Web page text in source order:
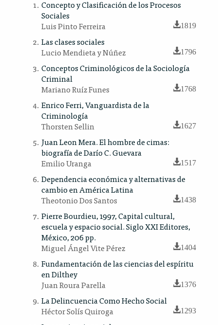
Concepto y Clasificación de los Procesos
Sociales
Luis Pinto Ferreira
1819
Las clases sociales
Lucio Mendieta y Núñez
1796
Conceptos Criminológicos de la Sociología
Criminal
Mariano Ruíz Funes
1768
Enrico Ferri, Vanguardista de la
Criminología
Thorsten Sellin
1627
Juan Leon Mera. El hombre de cimas:
biografía de Darío C. Guevara
Emilio Uranga
1517
Dependencia económica y alternativas de
cambio en América Latina
Theotonio Dos Santos
1438
Pierre Bourdieu, 1997, Capital cultural,
escuela y espacio social. Siglo XXI Editores,
México, 206 pp.
Miguel Ángel Vite Pérez
1404
Fundamentación de las ciencias del espíritu
en Dilthey
Juan Roura Parella
1376
La Delincuencia Como Hecho Social
Héctor Solís Quiroga
1293